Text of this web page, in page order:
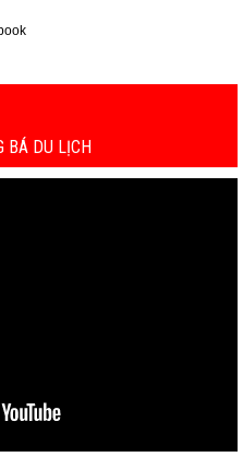
BÁ DU LỊCH